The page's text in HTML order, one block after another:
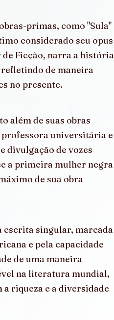
primas, como "Sula"
considerado seu opus
Ficção, narra a história
de maneira
no presente.
além de suas obras
universitária e
divulgação de vozes
a primeira mulher negra
de sua obra
escrita singular, marcada
e pela capacidade
de uma maneira
na literatura mundial,
riqueza e a diversidade